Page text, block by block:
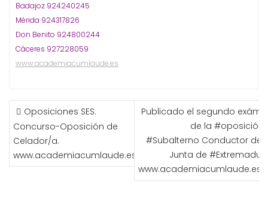
Badajoz 924240245
Mérida 924317826
Don Benito 924800244
Cáceres 927228059
www.academiacumlaude.es
NAVEGACIÓN
DE
ENTRADAS
Oposiciones SES.
Concurso-Oposición de
Celador/a.
www.academiacumlaude.es
Publicado el segundo
de la #oposición
#Subalterno Conductor de
Junta de
www.academiacumlaude.es